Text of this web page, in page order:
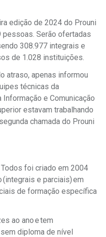
edição de 2024 do Prouni
pessoas. Serão ofertadas
308.977 integrais e
de 1.028 instituições.
atraso, apenas informou
técnicas da
e Comunicação
estavam trabalhando
chamada do Prouni
foi criado em 2004
e parciais) em
de formação específica
ao ano e tem
diploma de nível